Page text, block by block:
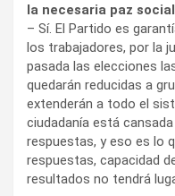
la necesaria paz
– Sí. El Partido es
los trabajadores, por la
pasada las elecciones
quedarán reducidas a
extenderán a todo el
ciudadanía está
respuestas, y eso es lo
respuestas, capacidad
resultados no tendrá